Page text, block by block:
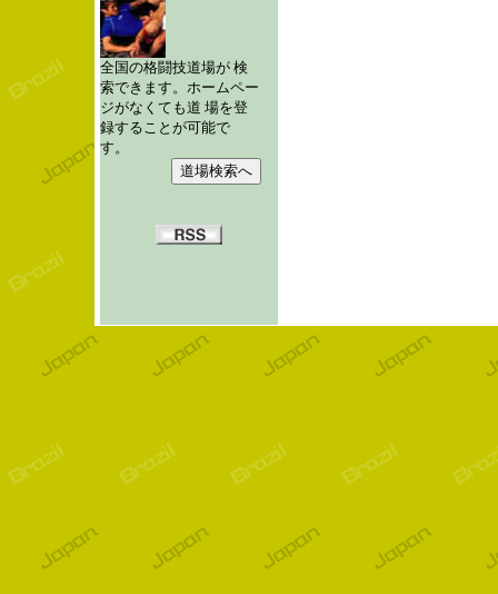
全国の格闘技道場が 検
索できます。ホームペー
ジがなくても道 場を登
録することが可能で
す。